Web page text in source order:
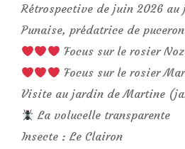
Rétrospective de juin 2026 au
Punaise, prédatrice de
Focus sur le rosier
Focus sur le rosier
Visite au jardin de Martine
La volucelle transparente
Insecte : Le Clairon